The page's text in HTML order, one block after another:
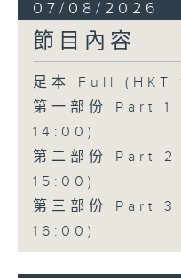
07/08/2026
節目內容
足本 Full
第一部份 Part
14:00)
第二部份 Part
15:00)
第三部份 Part
16:00)